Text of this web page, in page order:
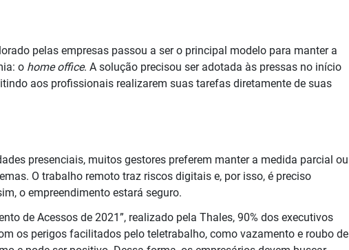
pelas empresas passou a ser o principal modelo para manter a
o home office. A solução precisou ser adotada às pressas no início
aos profissionais realizarem suas tarefas diretamente de suas
presenciais, muitos gestores preferem manter a medida parcial ou
O trabalho remoto traz riscos digitais e, por isso, é preciso
o empreendimento estará seguro.
de Acessos de 2021”, realizado pela Thales, 90% dos executivos
os perigos facilitados pelo teletrabalho, como vazamento e roubo de